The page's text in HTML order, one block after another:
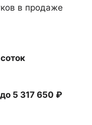
в продаже
5 317 650 ₽